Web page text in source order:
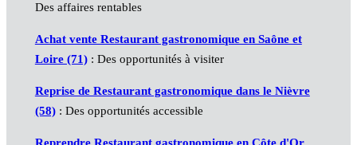
Des affaires rentables
Achat vente Restaurant gastronomique en Saône et
Loire (71): Des opportunités à visiter
Reprise de Restaurant gastronomique dans le Nièvre
(58): Des opportunités accessible